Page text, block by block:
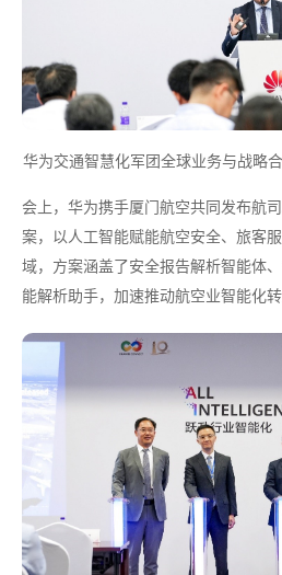
华为交通智慧化军团全球业务与战略
会上，华为携手厦门航空共同发布航
案，以人工智能赋能航空安全、旅客
域，方案涵盖了安全报告解析智能体
能解析助手，加速推动航空业智能化转